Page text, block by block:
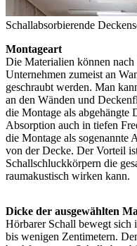
Schallabsorbierende
Montageart
Die Materialien können nach
Unternehmen zumeist an
geschraubt werden. Man
an den Wänden und
die Montage als abgehängte
Absorption auch in tiefen
die Montage als sogenannte
von der Decke. Der Vorteil
Schallschluckkörpern die
raumakustisch wirken kann.
Dicke der ausgewählten
Hörbarer Schall bewegt sich
bis wenigen Zentimetern.